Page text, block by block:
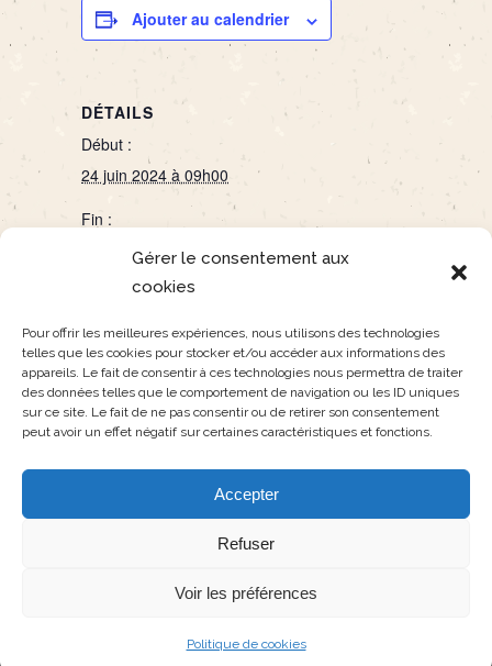
Gérer le consentement aux
cookies
Pour offrir les meilleures expériences, nous utilisons des technologies
telles que les cookies pour stocker et/ou accéder aux informations des
appareils. Le fait de consentir à ces technologies nous permettra de traiter
des données telles que le comportement de navigation ou les ID uniques
sur ce site. Le fait de ne pas consentir ou de retirer son consentement
peut avoir un effet négatif sur certaines caractéristiques et fonctions.
Accepter
Refuser
Voir les préférences
Politique de cookies
Ajouter au calendrier
DÉTAILS
Début :
24 juin 2024 à 09h00
Fin :
25 juin 2024 à 17h00
ORGANISATEUR
EN ROUTE POUR
TOMBOUCTOU (Représentation
annulée)
CONTES A
MARCHER
DEBOUT
CONTACT